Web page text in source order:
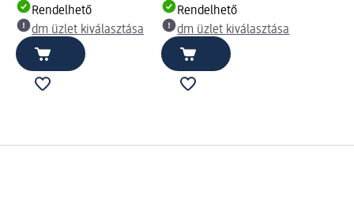
Rendelhető
dm üzlet kiválasztása
Rendelhető
dm üzlet kiválasztása